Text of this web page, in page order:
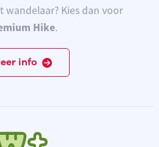
wandelaar? Kies dan voor
Hike.
info